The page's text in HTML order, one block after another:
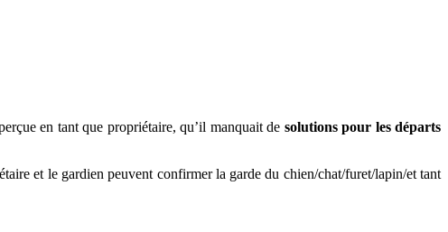
en tant que propriétaire, qu’il manquait de solutions pour les départs
et le gardien peuvent confirmer la garde du chien/chat/furet/lapin/et tant